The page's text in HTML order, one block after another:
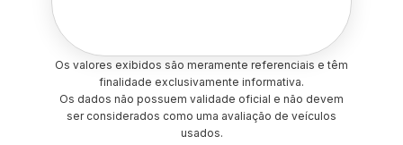
Os valores exibidos são meramente referenciais e têm
finalidade exclusivamente informativa.
Os dados não possuem validade oficial e não devem
ser considerados como uma avaliação de veículos
usados.